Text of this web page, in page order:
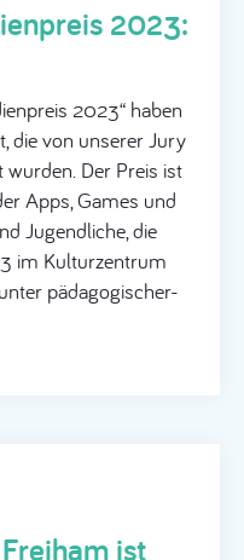
2023:
2023“ haben
die von unserer Jury
Der Preis ist
Apps, Games und
Jugendliche, die
im Kulturzentrum
pädagogischer-
ist